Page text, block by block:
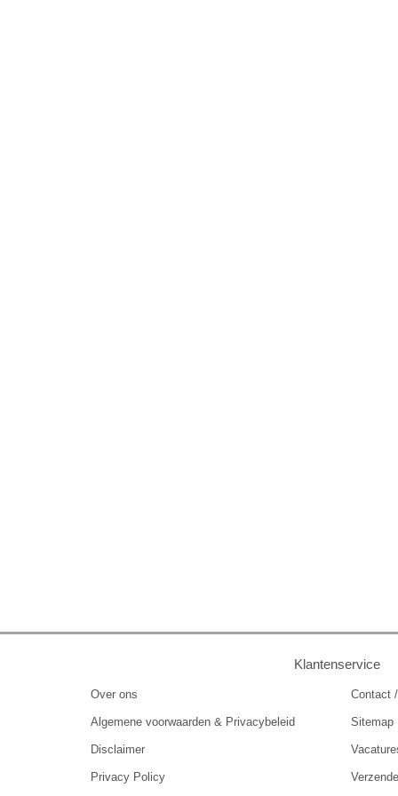
Klantenservice
Over ons
Algemene voorwaarden & Privacybeleid
Disclaimer
Privacy Policy
Contact
Sitemap